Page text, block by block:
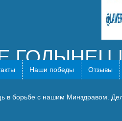
Наши победы Отзывы
ГОЛЫНЕЦ
борьбе с нашим Минздравом.